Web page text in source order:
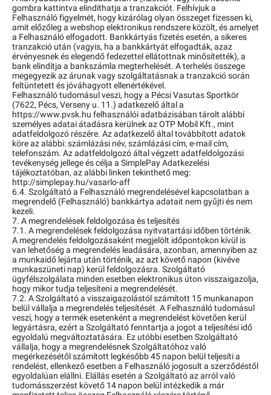
gombra kattintva elindíthatja a tranzakciót. Felhívjuk a
Felhasználó figyelmét, hogy kizárólag olyan összeget fizessen ki,
amit előzőleg a webshop elektronikus rendszere közölt, és amelyet
a Felhasználó elfogadott. Bankkártyás fizetés esetén, a sikeres
tranzakció után (vagyis, ha a bankkártyát elfogadták, azaz
érvényesnek és elegendő fedezettel ellátottnak minősítették), a
bank elindítja a bankszámla megterhelését. A terhelés összege
megegyezik az árunak vagy szolgáltatásnak a tranzakció során
feltüntetett és jóváhagyott ellenértékével.
Felhasználó tudomásul veszi, hogy a Pécsi Vasutas Sportkör
(7622, Pécs, Verseny u. 11.) adatkezelő által a
https://www.pvsk.hu felhasználói adatbázisában tárolt alábbi
személyes adatai átadásra kerülnek az OTP Mobil Kft., mint
adatfeldolgozó részére. Az adatkezelő által továbbított adatok
köre az alábbi: számlázási név, számlázási cím, e-mail cím,
telefonszám. Az adatfeldolgozó által végzett adatfeldolgozási
tevékenység jellege és célja a SimplePay Adatkezelési
tájékoztatóban, az alábbi linken tekinthető meg:
http://simplepay.hu/vasarlo-aff
6.4. Szolgáltató a Felhasználó megrendelésével kapcsolatban a
megrendelő (Felhasználó) bankkártya adatait nem gyűjti és nem
kezeli.
7. A megrendelések feldolgozása és teljesítés
7.1. A megrendelések feldolgozása nyitvatartási időben történik.
A megrendelés feldolgozásaként megjelölt időpontokon kívül is
van lehetőség a megrendelés leadására, azonban, amennyiben az
a munkaidő lejárta után történik, az azt követő napon (kivéve
munkaszüneti nap) kerül feldolgozásra. Szolgáltató
ügyfélszolgálata minden esetben elektronikus úton visszaigazolja,
hogy mikor tudja teljesíteni a megrendelését.
7.2. A Szolgáltató a visszaigazolástól számított 15 munkanapon
belül vállalja a megrendelés teljesítését. A Felhasználó tudomásul
veszi, hogy a termék esetenként a megrendelést követően kerül
legyártásra, ezért a Szolgáltató fenntartja a jogot a teljesítési idő
egyoldalú megváltoztatására. Ez utóbbi esetben Szolgáltató
vállalja, hogy a megrendelésnek Szolgáltatóhoz való
megérkezésétől számított legkésőbb 45 napon belül teljesíti a
rendelést, ellenkező esetben a Felhasználó jogosult a szerződéstől
egyoldalúan elállni. Elállás esetén a Szolgáltató az arról való
tudomásszerzést követő 14 napon belül intézkedik a már